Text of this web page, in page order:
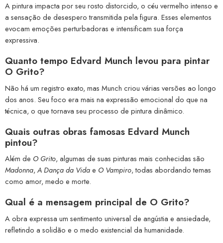
A pintura impacta por seu rosto distorcido, o céu vermelho intenso e
a sensação de desespero transmitida pela figura. Esses elementos
evocam emoções perturbadoras e intensificam sua força
expressiva.
Quanto tempo Edvard Munch levou para pintar
O Grito?
Não há um registro exato, mas Munch criou várias versões ao longo
dos anos. Seu foco era mais na expressão emocional do que na
técnica, o que tornava seu processo de pintura dinâmico.
Quais outras obras famosas Edvard Munch
pintou?
Além de O Grito, algumas de suas pinturas mais conhecidas são
Madonna, A Dança da Vidae O Vampiro, todas abordando temas
como amor, medo e morte.
Qual é a mensagem principal de O Grito?
A obra expressa um sentimento universal de angústia e ansiedade,
refletindo a solidão e o medo existencial da humanidade.